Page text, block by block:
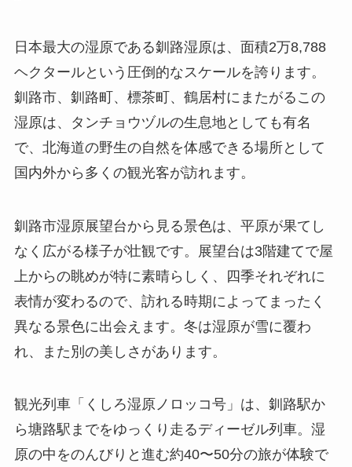
日本最大の湿原である釧路湿原は、面積2万8,788
ヘクタールという圧倒的なスケールを誇ります。
釧路市、釧路町、標茶町、鶴居村にまたがるこの
湿原は、タンチョウヅルの生息地としても有名
で、北海道の野生の自然を体感できる場所として
国内外から多くの観光客が訪れます。
釧路市湿原展望台から見る景色は、平原が果てし
なく広がる様子が壮観です。展望台は3階建てで屋
上からの眺めが特に素晴らしく、四季それぞれに
表情が変わるので、訪れる時期によってまったく
異なる景色に出会えます。冬は湿原が雪に覆わ
れ、また別の美しさがあります。
観光列車「くしろ湿原ノロッコ号」は、釧路駅か
ら塘路駅までをゆっくり走るディーゼル列車。湿
原の中をのんびりと進む約40〜50分の旅が体験で